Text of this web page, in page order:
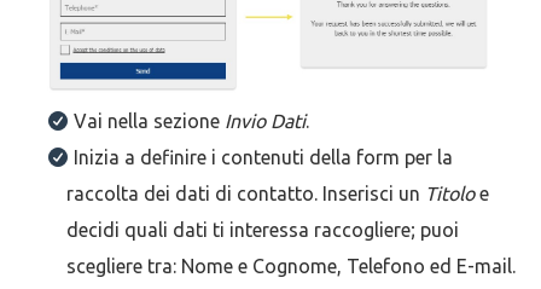
Vai nella sezione Invio Dati.
Inizia a definire i contenuti della form per la
raccolta dei dati di contatto. Inserisci un Titoloe
decidi quali dati ti interessa raccogliere; puoi
scegliere tra: Nome e Cognome, Telefono ed E-mail.